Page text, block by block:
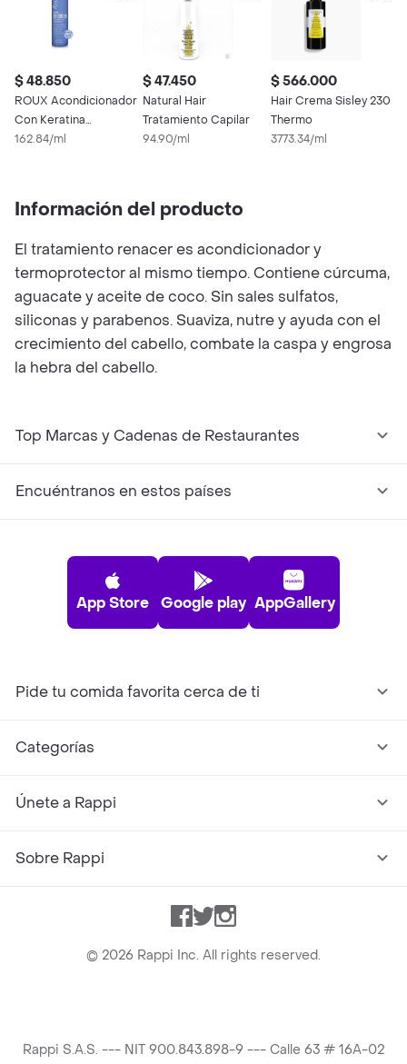
$ 48.850
ROUX Acondicionador
Con Keratina
Reparador Antiedad
162.84/ml
$ 47.450
Natural Hair
Tratamiento Capilar
94.90/ml
$ 566.000
Hair Crema Sisley 230
Thermo
3773.34/ml
Información del producto
El tratamiento renacer es acondicionador y
termoprotector al mismo tiempo. Contiene cúrcuma,
aguacate y aceite de coco. Sin sales sulfatos,
siliconas y parabenos. Suaviza, nutre y ayuda con el
crecimiento del cabello, combate la caspa y engrosa
la hebra del cabello.
Top Marcas y Cadenas de Restaurantes
Encuéntranos en estos países
App Store Google play AppGallery
Pide tu comida favorita cerca de ti
Categorías
Únete a Rappi
Sobre Rappi
Facebook
TwitterInstagram
© 2026 Rappi Inc. All rights reserved.
Rappi S.A.S. --- NIT 900.843.898-9 --- Calle 63 # 16A-02